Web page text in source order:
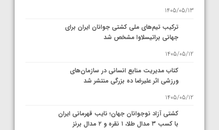
1405/05/13
ترکیب تیم‌های ملی کشتی جوانان ایران برای
جهانی براتیسلاوا مشخص شد
1405/05/12
کتاب مدیریت منابع انسانی در سازمان‌های
ورزشی اثر علیرضا ده بزرگی منتشر شد
1405/05/12
کشتی آزاد نوجوانان جهان؛ نایب قهرمانی ایران
با کسب ۳ مدال طلا، ۱ نقره و ۲ مدال برنز